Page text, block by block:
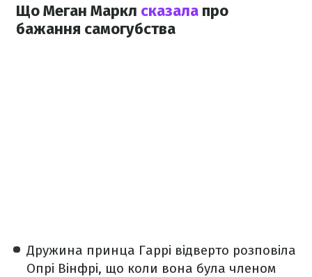
Що Меган Маркл сказала про
бажання самогубства
Дружина принца Гаррі відверто розповіла
Опрі Вінфрі, що коли вона була членом